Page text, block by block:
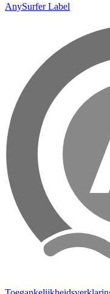
AnySurfer Label